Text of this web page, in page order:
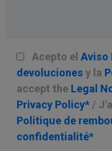
Acepto el Aviso
devoluciones y la
accept the Legal
Privacy Policy* /
Politique de
confidentialité*